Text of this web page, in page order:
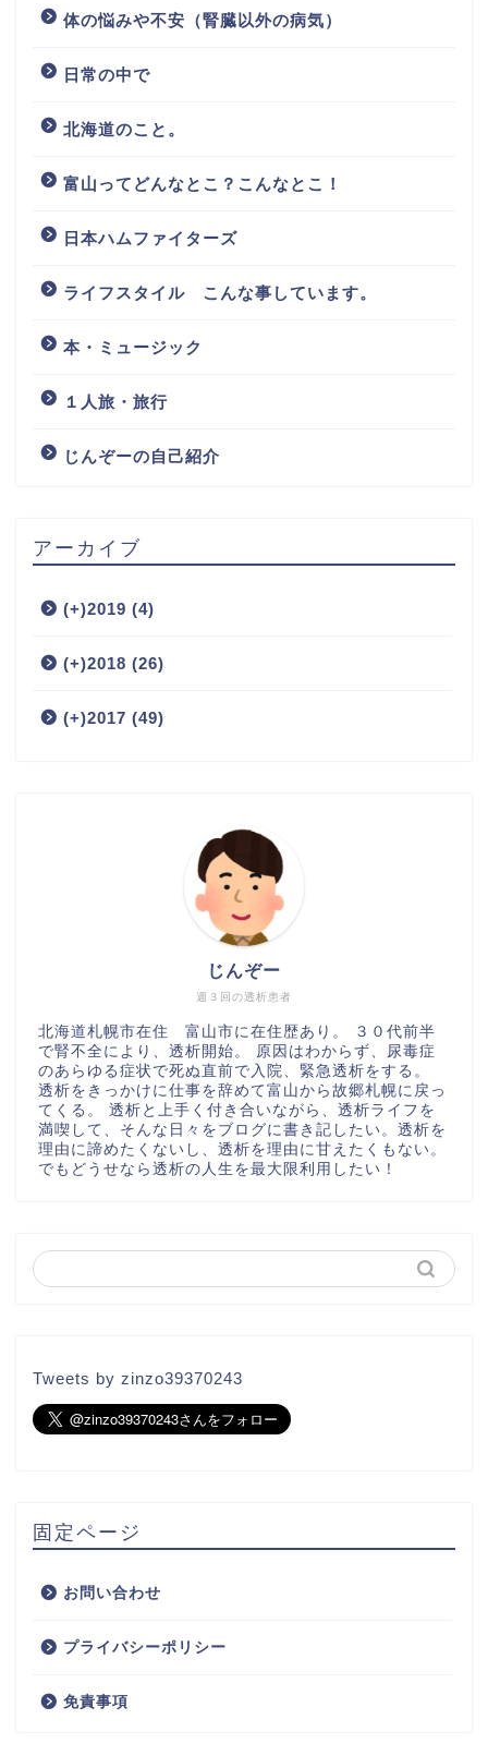
体の悩みや不安（腎臓以外の病気）
日常の中で
北海道のこと。
富山ってどんなとこ？こんなとこ！
日本ハムファイターズ
ライフスタイル こんな事しています。
本・ミュージック
１人旅・旅行
じんぞーの自己紹介
アーカイブ
(+)2019 (4)
(+)2018 (26)
(+)2017 (49)
週３回の透析患者
じんぞー
北海道札幌市在住 富山市に在住歴あり。 ３０代前半
で腎不全により、透析開始。 原因はわからず、尿毒症
のあらゆる症状で死ぬ直前で入院、緊急透析をする。
透析をきっかけに仕事を辞めて富山から故郷札幌に戻っ
てくる。 透析と上手く付き合いながら、透析ライフを
満喫して、そんな日々をブログに書き記したい。透析を
理由に諦めたくないし、透析を理由に甘えたくもない。
でもどうせなら透析の人生を最大限利用したい！
Tweets by zinzo39370243
固定ページ
お問い合わせ
プライバシーポリシー
免責事項